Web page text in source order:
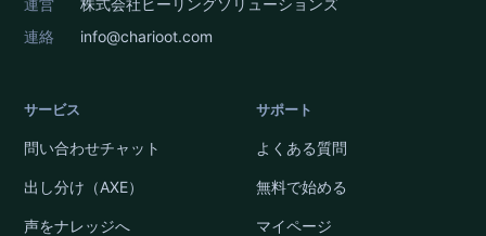
運営
株式会社ヒーリングソリューションズ
連絡
info@charioot.com
サービス
問い合わせチャット
出し分け（AXE）
声をナレッジへ
サポート
よくある質問
無料で始める
マイページ